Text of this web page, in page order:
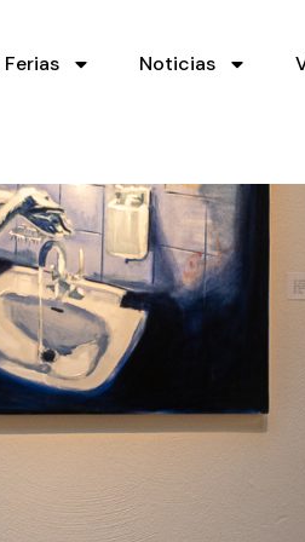
Ferias Noticias